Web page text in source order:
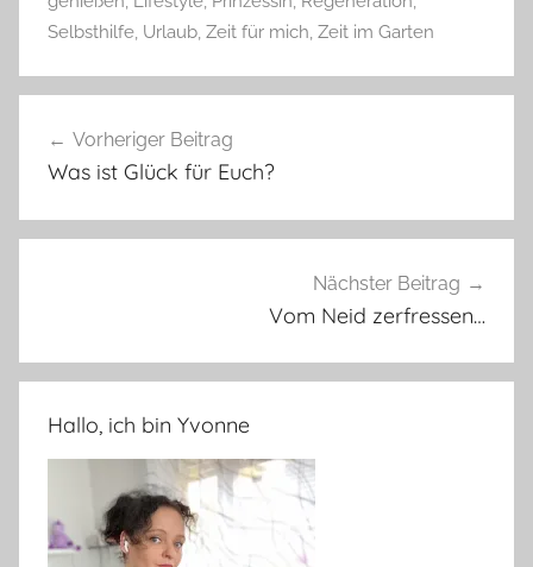
Selbsthilfe, Urlaub, Zeit für mich, Zeit im Garten
Vorheriger Beitrag
Was ist Glück für Euch?
Nächster Beitrag
Vom Neid zerfressen…
Hallo, ich bin Yvonne